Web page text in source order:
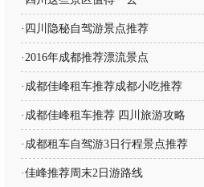
· 四川隐秘自驾游景点推荐
·2016年成都推荐漂流景点
· 成都佳峰租车推荐成都小吃推荐
· 成都佳峰租车推荐 四川旅游攻略
· 成都租车自驾游3日行程景点推荐
·佳峰推荐周末2日游路线